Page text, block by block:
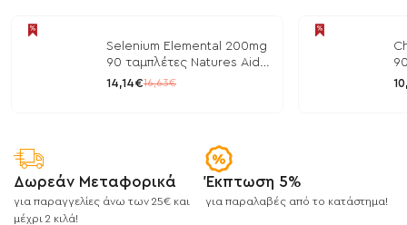
Selenium Elemental 200mg
90 ταμπλέτες Natures Aid
/ Μέταλλα
14,14€16,63€
/
Δωρεάν Μεταφορικά
για παραγγελίες άνω των 25€ και
μέχρι 2 κιλά!
Έκπτωση 5%
για παραλαβές από το κατάστημα!